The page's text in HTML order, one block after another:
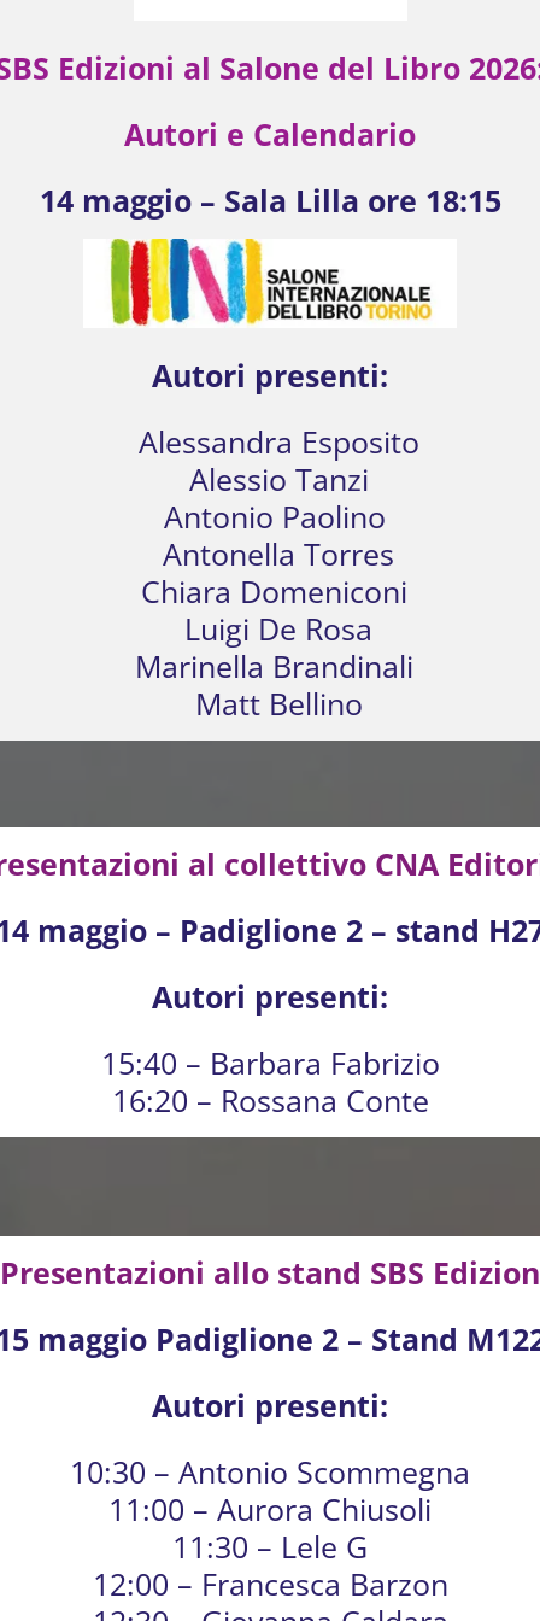
Edizioni al Salone del Libro
Autori e Calendario
14 maggio – Sala Lilla ore 18:15
Autori presenti:
Alessandra Esposito
Alessio Tanzi
Antonio Paolino
Antonella Torres
Chiara Domeniconi
Luigi De Rosa
Marinella Brandinali
Matt Bellino
al collettivo CNA
maggio – Padiglione 2 – stand
Autori presenti:
15:40 – Barbara Fabrizio
16:20 – Rossana Conte
Presentazioni allo stand SBS
maggio Padiglione 2 – Stand
Autori presenti:
10:30 – Antonio Scommegna
11:00 – Aurora Chiusoli
11:30 – Lele G
12:00 – Francesca Barzon